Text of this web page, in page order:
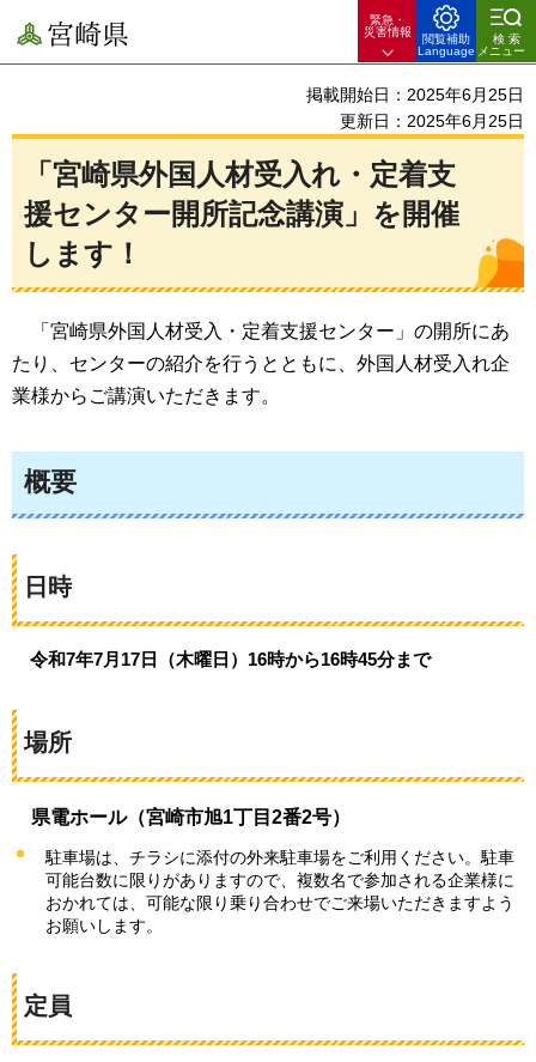
宮崎県
緊急・
災害情報
閲覧補助
Language
検索
メニュー
掲載開始日：2025年6月25日
更新日：2025年6月25日
「宮崎県外国人材受入れ・定着支
援センター開所記念講演」を開催
します！
「宮崎県外国人材受入・定着支援センター」の開所にあ
たり、センターの紹介を行うとともに、外国人材受入れ企
業様からご講演いただきます。
概要
日時
令和7年7月17日（木曜日）16時から16時45分まで
場所
県電ホール（宮崎市旭1丁目2番2号）
駐車場は、チラシに添付の外来駐車場をご利用ください。駐車
可能台数に限りがありますので、複数名で参加される企業様に
おかれては、可能な限り乗り合わせでご来場いただきますよう
お願いします。
定員